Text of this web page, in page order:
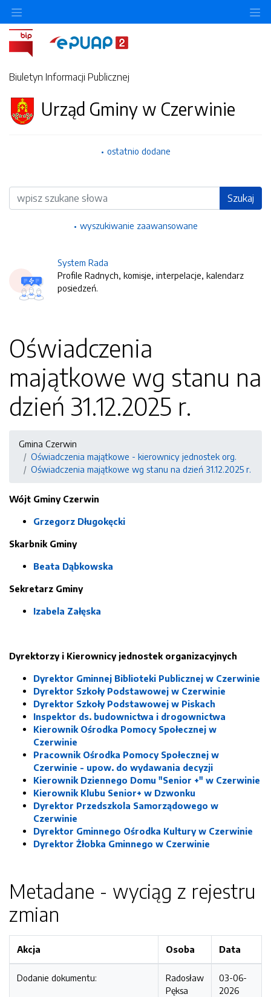
Biuletyn Informacji Publicznej
Urząd Gminy w Czerwinie
ostatnio dodane
Wyszukiwarka Szukaj
wyszukiwanie zaawansowane
System Rada
Profile Radnych, komisje, interpelacje, kalendarz
posiedzeń.
Oświadczenia
majątkowe wg stanu na
dzień 31.12.2025 r.
Gmina Czerwin
Oświadczenia majątkowe - kierownicy jednostek org.
Oświadczenia majątkowe wg stanu na dzień 31.12.2025 r.
Wójt Gminy Czerwin
Grzegorz Długokęcki
Skarbnik Gminy
Beata Dąbkowska
Sekretarz Gminy
Izabela Załęska
Dyrektorzy i Kierownicy jednostek organizacyjnych
Dyrektor Gminnej Biblioteki Publicznej w Czerwinie
Dyrektor Szkoły Podstawowej w Czerwinie
Dyrektor Szkoły Podstawowej w Piskach
Inspektor ds. budownictwa i drogownictwa
Kierownik Ośrodka Pomocy Społecznej w
Czerwinie
Pracownik Ośrodka Pomocy Społecznej w
Czerwinie - upow. do wydawania decyzji
Kierownik Dziennego Domu "Senior +" w Czerwinie
Kierownik Klubu Senior+ w Dzwonku
Dyrektor Przedszkola Samorządowego w
Czerwinie
Dyrektor Gminnego Ośrodka Kultury w Czerwinie
Dyrektor Żłobka Gminnego w Czerwinie
Metadane - wyciąg z rejestru
zmian
Akcja Osoba Data
Dodanie dokumentu:
Radosław
Pęksa
03-06-
2026